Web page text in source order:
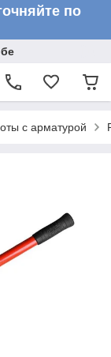
по
с арматурой